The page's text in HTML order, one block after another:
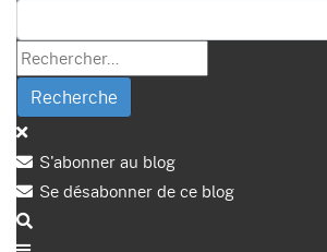
Recherche
S'abonner au blog
Se désabonner de ce blog